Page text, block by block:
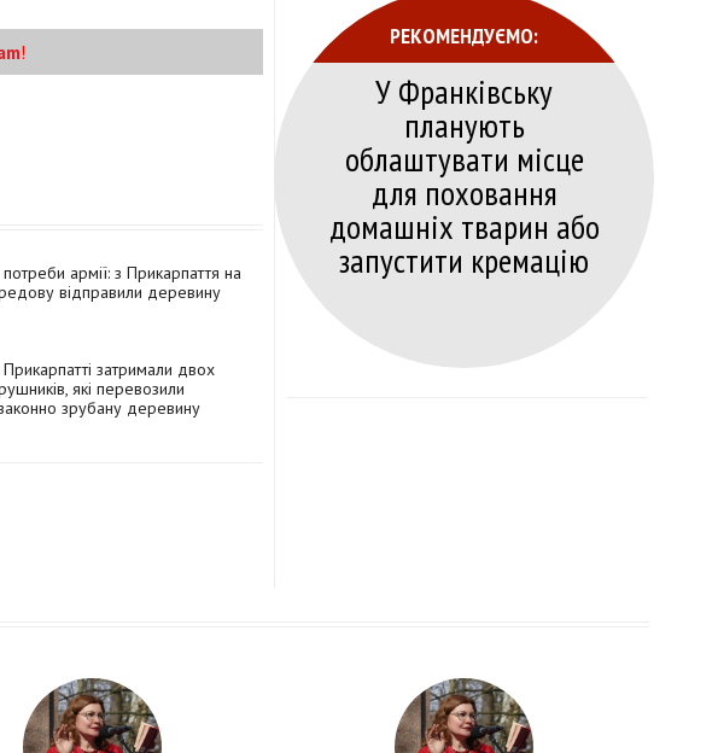
!
армії: з Прикарпаття на
відправили деревину
затримали двох
які перевозили
зрубану деревину
РЕКОМЕНДУЄМО:
У Франківську
планують
облаштувати місце
для поховання
домашніх тварин або
запустити кремацію